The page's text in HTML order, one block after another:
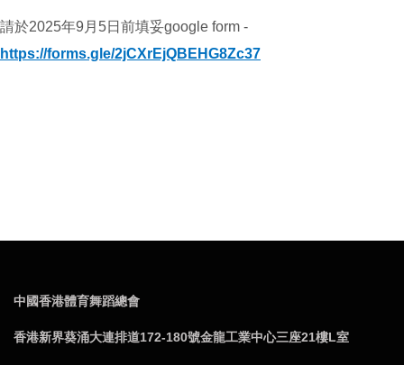
請於2025年9月5日前填妥google form -
https://forms.gle/2jCXrEjQBEHG8Zc37
中國香港體育舞蹈總會
香港新界葵涌大連排道172-180號金龍工業中心三座21樓L室